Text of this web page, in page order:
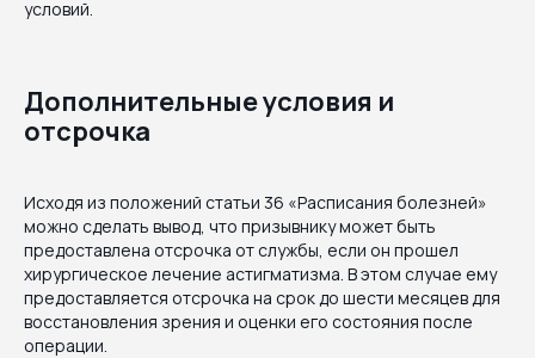
условий.
Дополнительные условия и
отсрочка
Исходя из положений статьи 36 «Расписания болезней»
можно сделать вывод, что призывнику может быть
предоставлена отсрочка от службы, если он прошел
хирургическое лечение астигматизма. В этом случае ему
предоставляется отсрочка на срок до шести месяцев для
восстановления зрения и оценки его состояния после
операции.